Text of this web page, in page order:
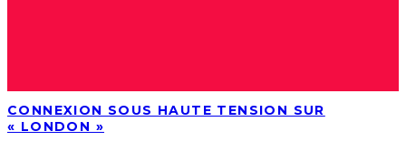
CONNEXION SOUS HAUTE TENSION SUR
« LONDON »